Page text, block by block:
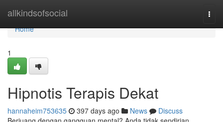
allkindsofsocial
Home
Home
1
Hipnotis Terapis Dekat
hannaheim753635 397 days ago News
Discuss